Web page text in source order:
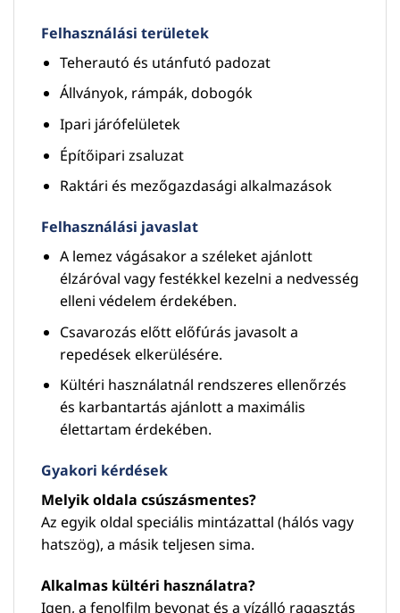
Felhasználási területek
Teherautó és utánfutó padozat
Állványok, rámpák, dobogók
Ipari járófelületek
Építőipari zsaluzat
Raktári és mezőgazdasági alkalmazások
Felhasználási javaslat
A lemez vágásakor a széleket ajánlott
élzáróval vagy festékkel kezelni a nedvesség
elleni védelem érdekében.
Csavarozás előtt előfúrás javasolt a
repedések elkerülésére.
Kültéri használatnál rendszeres ellenőrzés
és karbantartás ajánlott a maximális
élettartam érdekében.
Gyakori kérdések
Melyik oldala csúszásmentes?
Az egyik oldal speciális mintázattal (hálós vagy
hatszög), a másik teljesen sima.
Alkalmas kültéri használatra?
Igen, a fenolfilm bevonat és a vízálló ragasztás